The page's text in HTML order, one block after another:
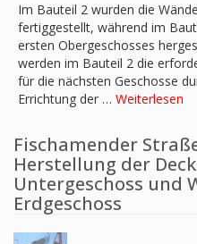
Im Bauteil 2 wurden die
fertiggestellt, während im
ersten Obergeschosses
werden im Bauteil 2 die
für die nächsten Geschosse
Errichtung der … Weiterlesen
Fischamender
Herstellung der
Untergeschoss und
Erdgeschoss